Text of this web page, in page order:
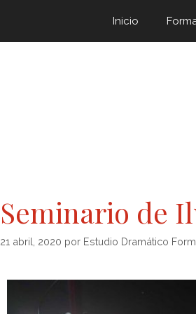
Inicio
Seminario de
21 abril, 2020 por Estudio Dramático